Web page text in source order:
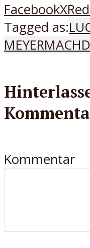
FacebookX
Tagged as:
MEYER
Kommentar